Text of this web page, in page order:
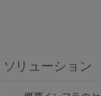
ソリューション